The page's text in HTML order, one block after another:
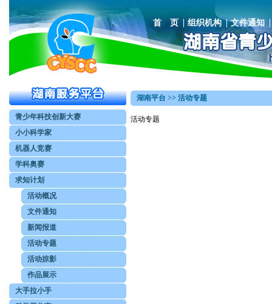
首 页 组织机构 文件通知
青少年科技创新大赛
小小科学家
机器人竞赛
学科奥赛
求知计划
活动概况
文件通知
新闻报道
活动专题
活动掠影
作品展示
大手拉小手
湖南平台 >> 活动专题
活动专题